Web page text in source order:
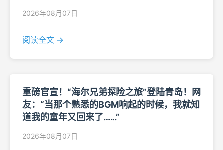
2026年08月07日
阅读全文 →
重磅官宣！“海尔兄弟探险之旅”登陆青岛！网
友：“当那个熟悉的BGM响起的时候，我就知
道我的童年又回来了……”
2026年08月07日